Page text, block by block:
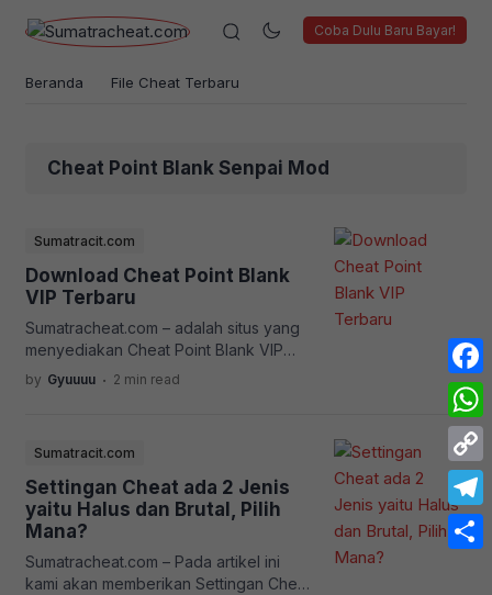
Coba Dulu Baru Bayar!
Beranda File Cheat Terbaru
Cheat Point Blank Senpai Mod
Sumatracit.com
Download Cheat Point Blank
VIP Terbaru
Sumatracheat.com – adalah situs yang
menyediakan Cheat Point Blank VIP
Gratis, Bagi anda pelanggan baru,
Bukan pelanggan lama. Cheat PB ini
Cheat Point Blank V2! bukan V1, V2
Simple atau V5! Jika ingin
menggunakan versi tersebut Tolong
Baca Ini : Sumatracheat.com/v1 Uji Coba
by Gyuuuu . 2 min read
Sumatracit.com
Settingan Cheat ada 2 Jenis
yaitu Halus dan Brutal, Pilih
Mana?
Sumatracheat.com – Pada artikel ini
kami akan memberikan Settingan Cheat
Copy
Link